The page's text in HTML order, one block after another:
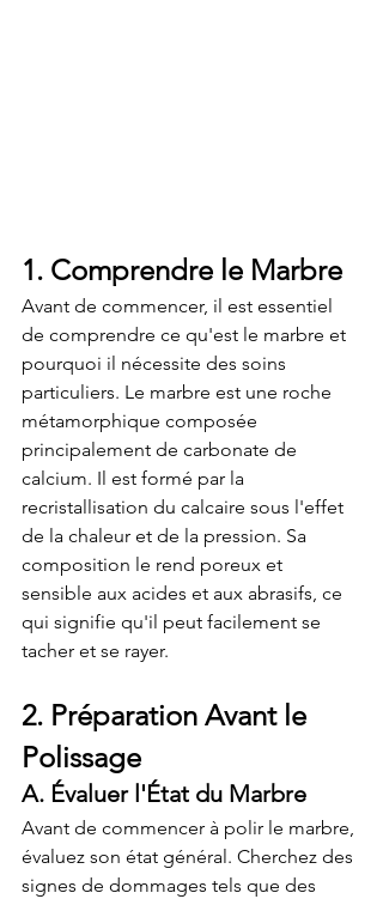
1. Comprendre le Marbre
Avant de commencer, il est essentiel
de comprendre ce qu'est le marbre et
pourquoi il nécessite des soins
particuliers. Le marbre est une roche
métamorphique composée
principalement de carbonate de
calcium. Il est formé par la
recristallisation du calcaire sous l'effet
de la chaleur et de la pression. Sa
composition le rend poreux et
sensible aux acides et aux abrasifs, ce
qui signifie qu'il peut facilement se
tacher et se rayer.
2. Préparation Avant le
Polissage
A. Évaluer l'État du Marbre
Avant de commencer à polir le marbre,
évaluez son état général. Cherchez des
signes de dommages tels que des